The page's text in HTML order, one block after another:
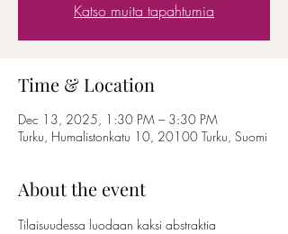
Katso muita tapahtumia
Time & Location
Dec 13, 2025, 1:30 PM – 3:30 PM
Turku, Humalistonkatu 10, 20100 Turku, Suomi
About the event
Tilaisuudessa luodaan kaksi abstraktia